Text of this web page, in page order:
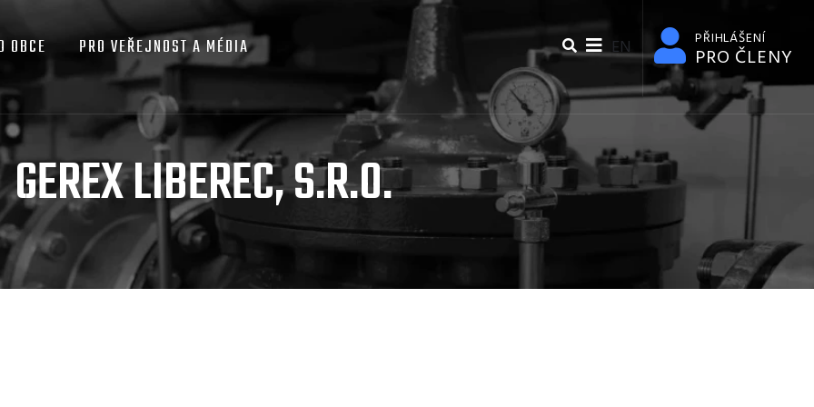
OBCE PRO VEŘEJNOST A MÉDIA PŘIHLÁŠENÍ
PRO ČLENY
EN
GEREX LIBEREC, S.R.O.